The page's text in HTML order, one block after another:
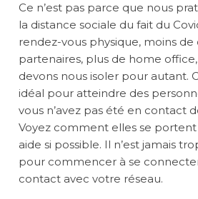
Ce n’est pas parce que nous
la distance sociale du fait du
rendez-vous physique, moins
partenaires, plus de home
devons nous isoler pour autant.
idéal pour atteindre des
vous n’avez pas été en contact
Voyez comment elles se
aide si possible. Il n’est jamais
pour commencer à se
contact avec votre réseau.